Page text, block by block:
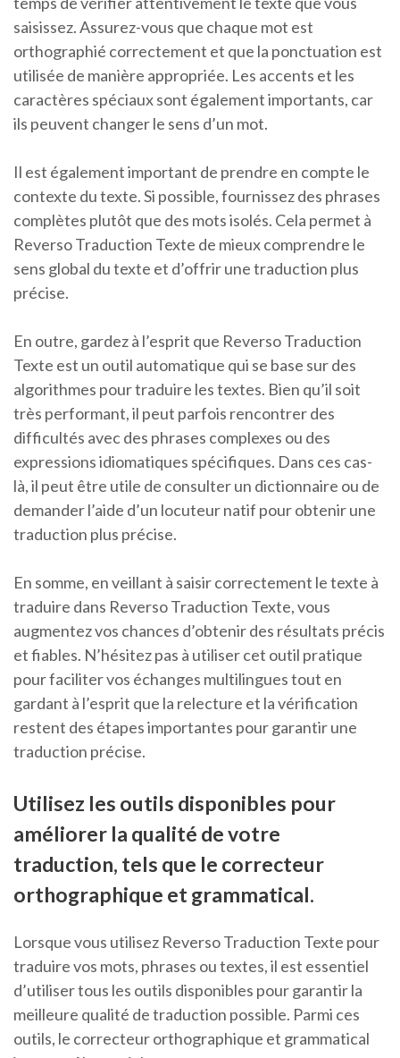
saisissez. Assurez-vous que chaque mot est
orthographié correctement et que la ponctuation est
utilisée de manière appropriée. Les accents et les
caractères spéciaux sont également importants, car
ils peuvent changer le sens d’un mot.
Il est également important de prendre en compte le
contexte du texte. Si possible, fournissez des phrases
complètes plutôt que des mots isolés. Cela permet à
Reverso Traduction Texte de mieux comprendre le
sens global du texte et d’offrir une traduction plus
précise.
En outre, gardez à l’esprit que Reverso Traduction
Texte est un outil automatique qui se base sur des
algorithmes pour traduire les textes. Bien qu’il soit
très performant, il peut parfois rencontrer des
difficultés avec des phrases complexes ou des
expressions idiomatiques spécifiques. Dans ces cas-
là, il peut être utile de consulter un dictionnaire ou de
demander l’aide d’un locuteur natif pour obtenir une
traduction plus précise.
En somme, en veillant à saisir correctement le texte à
traduire dans Reverso Traduction Texte, vous
augmentez vos chances d’obtenir des résultats précis
et fiables. N’hésitez pas à utiliser cet outil pratique
pour faciliter vos échanges multilingues tout en
gardant à l’esprit que la relecture et la vérification
restent des étapes importantes pour garantir une
traduction précise.
Utilisez les outils disponibles pour
améliorer la qualité de votre
traduction, tels que le correcteur
orthographique et grammatical.
Lorsque vous utilisez Reverso Traduction Texte pour
traduire vos mots, phrases ou textes, il est essentiel
d’utiliser tous les outils disponibles pour garantir la
meilleure qualité de traduction possible. Parmi ces
outils, le correcteur orthographique et grammatical